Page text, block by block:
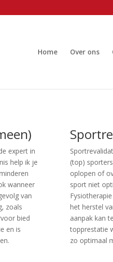
Home Over ons
expert in
help ik je
wanneer
van
zoals
bied
en is
(top)
oplopen of
sport niet
het herstel
aanpak kan
topprestatie
zo optimaal